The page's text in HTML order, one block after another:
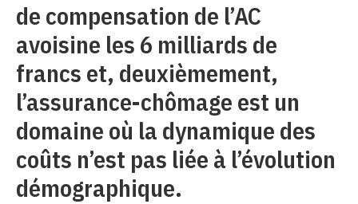
de compensation de l’AC
avoisine les 6 milliards de
francs et, deuxièmement,
l’assurance-chômage est un
domaine où la dynamique des
coûts n’est pas liée à l’évolution
démographique.